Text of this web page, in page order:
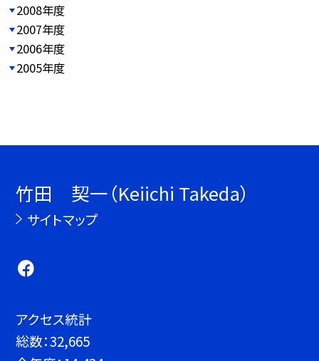
2008年度
2007年度
2006年度
2005年度
竹田 契一（Keiichi Takeda）
サイトマップ
アクセス統計
総数：32,665